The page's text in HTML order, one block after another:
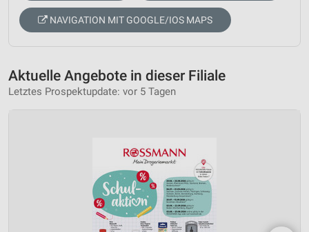
NAVIGATION MIT GOOGLE/IOS MAPS
Aktuelle Angebote in dieser Filiale
Letztes Prospektupdate: vor 5 Tagen